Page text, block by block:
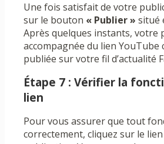
Une fois satisfait de votre
sur le bouton « Publier » situé
Après quelques instants, votre
accompagnée du lien YouTube
publiée sur votre fil d’actualité
Étape 7 : Vérifier la
lien
Pour vous assurer que tout
correctement, cliquez sur le